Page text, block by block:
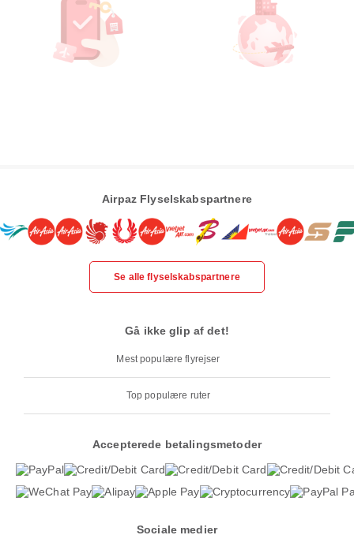
Airpaz Flyselskabspartnere
Se alle flyselskabspartnere
Gå ikke glip af det!
Mest populære flyrejser
Top populære ruter
Accepterede betalingsmetoder
Sociale medier